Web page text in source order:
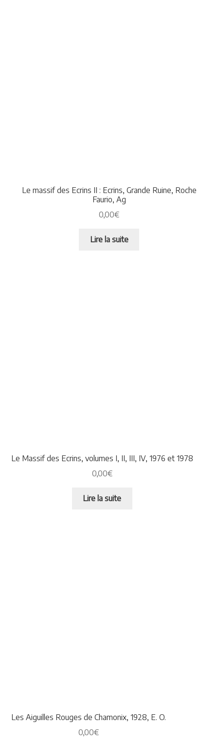
Le massif des Ecrins II : Ecrins, Grande Ruine, Roche
Faurio, Ag
0,00€
Lire la suite
Le Massif des Ecrins, volumes I, II, III, IV, 1976 et 1978
0,00€
Lire la suite
Les Aiguilles Rouges de Chamonix, 1928, E. O.
0,00€